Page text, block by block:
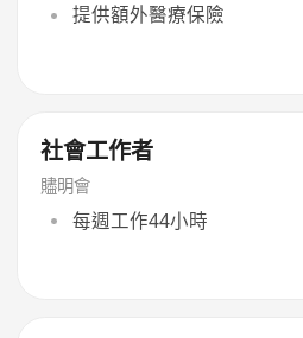
提供額外醫療保險
社會工作者
贐明會
每週工作44小時